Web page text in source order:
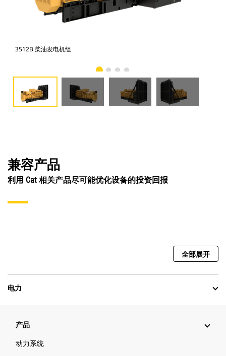
3512B 柴油发电机组
兼容产品
利用 Cat 相关产品尽可能优化设备的投资回报
全部展开
电力
产品
动力系统